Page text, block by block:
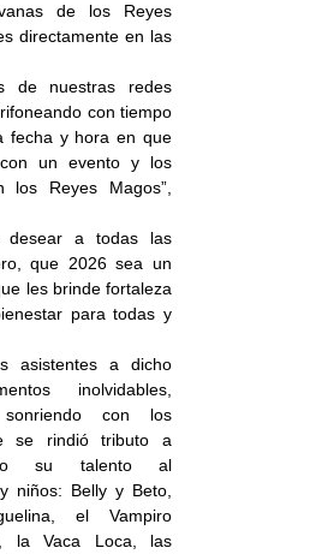
de los Reyes
directamente en las
de nuestras redes
con tiempo
fecha y hora en que
un evento y los
los Reyes Magos”,
desear a todas las
que 2026 sea un
les brinde fortaleza
para todas y
asistentes a dicho
inolvidables,
con los
se rindió tributo a
su talento al
niños: Belly y Beto,
el Vampiro
la Vaca Loca, las